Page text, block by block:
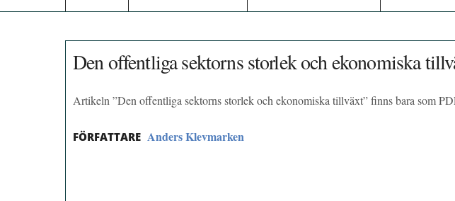
Den offentliga sektorns storlek och ekonomiska
Artikeln ”Den offentliga sektorns storlek och ekonomiska tillväxt” finns bara som
FÖRFATTARE Anders Klevmarken